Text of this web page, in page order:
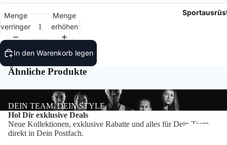
Menge
verringern
Menge
erhöhen
In den Warenkorb legen
Ähnliche Produkte
DEIN TEAM. DEIN STYLE.
Hol Dir exklusive Deals
Neue Kollektionen, exklusive Rabatte und alles für Dein Team –
direkt in Dein Postfach.
Datenschutzerklärung
Impressum